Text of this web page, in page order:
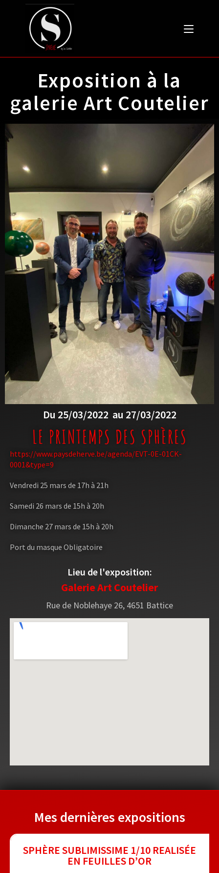
Exposition à la
galerie Art Coutelier
Du 25/03/2022 au 27/03/2022
LE PRINTEMPS DES SPHÈRES
https://www.paysdeherve.be/agenda/EVT-0E-01CK-
0001&type=9
Vendredi 25 mars de 17h à 21h
Samedi 26 mars de 15h à 20h
Dimanche 27 mars de 15h à 20h
Port du masque Obligatoire
Lieu de l'exposition:
Galerie Art Coutelier
Rue de Noblehaye 26, 4651 Battice
Mes dernières expositions
SPHÈRE SUBLIMISSIME 1/10 REALISÉE
EN FEUILLES D’OR